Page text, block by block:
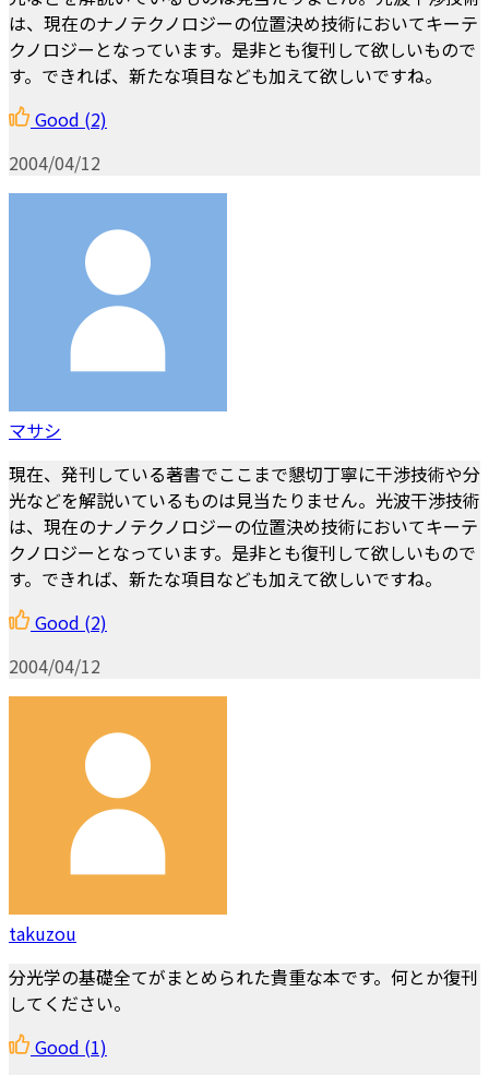
は、現在のナノテクノロジーの位置決め技術においてキーテ
クノロジーとなっています。是非とも復刊して欲しいもので
す。できれば、新たな項目なども加えて欲しいですね。
Good (2)
2004/04/12
マサシ
現在、発刊している著書でここまで懇切丁寧に干渉技術や分
光などを解説いているものは見当たりません。光波干渉技術
は、現在のナノテクノロジーの位置決め技術においてキーテ
クノロジーとなっています。是非とも復刊して欲しいもので
す。できれば、新たな項目なども加えて欲しいですね。
Good (2)
2004/04/12
takuzou
分光学の基礎全てがまとめられた貴重な本です。何とか復刊
してください。
Good (1)